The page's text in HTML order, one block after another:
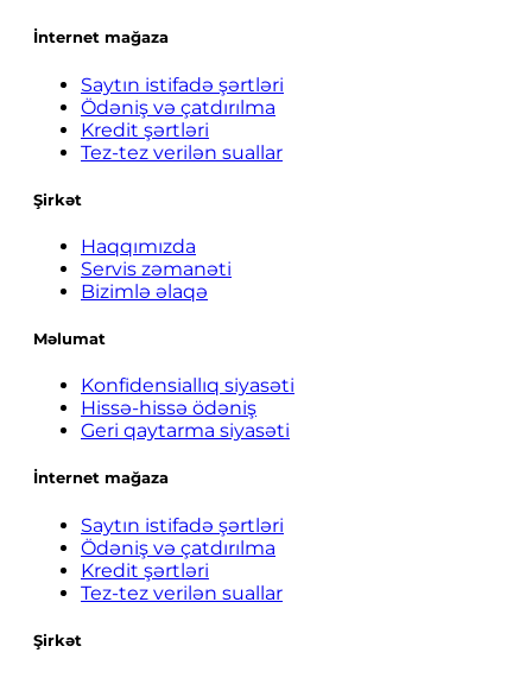
İnternet mağaza
Saytın istifadə şərtləri
Ödəniş və çatdırılma
Kredit şərtləri
Tez-tez verilən suallar
Şirkət
Haqqımızda
Servis zəmanəti
Bizimlə əlaqə
Məlumat
Konfidensiallıq siyasəti
Hissə-hissə ödəniş
Geri qaytarma siyasəti
İnternet mağaza
Saytın istifadə şərtləri
Ödəniş və çatdırılma
Kredit şərtləri
Tez-tez verilən suallar
Şirkət